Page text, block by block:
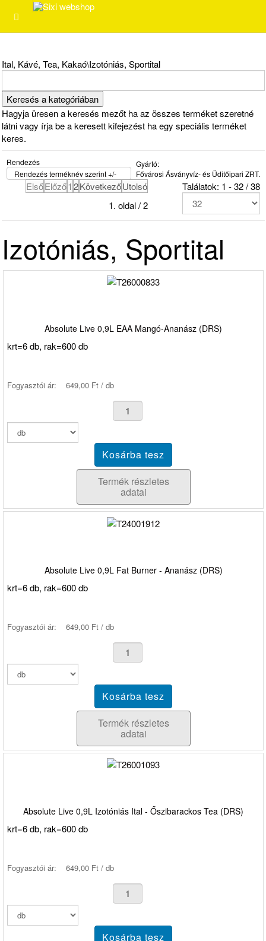
Ital, Kávé, Tea, Kakaó\Izotóniás, Sportital
Hagyja üresen a keresés mezőt ha az összes terméket szeretné
látni vagy írja be a keresett kifejezést ha egy speciális terméket
keres.
Rendezés
Rendezés terméknév szerint +/-
Gyártó:
Fővárosi Ásványvíz- és Üditőipari ZRT.
ElsőElőző12KövetkezőUtolsó
1. oldal / 2
Találatok: 1 - 32 / 38
Izotóniás, Sportital
Absolute Live 0,9L EAA Mangó-Ananász (DRS)
krt=6 db, rak=600 db
Fogyasztói ár: 649,00 Ft / db
Termék részletes
adatai
Absolute Live 0,9L Fat Burner - Ananász (DRS)
krt=6 db, rak=600 db
Fogyasztói ár: 649,00 Ft / db
Termék részletes
adatai
Absolute Live 0,9L Izotóniás Ital - Őszibarackos Tea (DRS)
krt=6 db, rak=600 db
Fogyasztói ár: 649,00 Ft / db